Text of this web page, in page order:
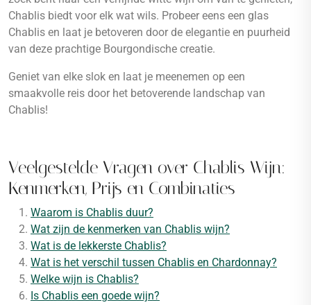
Chablis biedt voor elk wat wils. Probeer eens een glas
Chablis en laat je betoveren door de elegantie en puurheid
van deze prachtige Bourgondische creatie.
Geniet van elke slok en laat je meenemen op een
smaakvolle reis door het betoverende landschap van
Chablis!
Veelgestelde Vragen over Chablis Wijn:
Kenmerken, Prijs en Combinaties
Waarom is Chablis duur?
Wat zijn de kenmerken van Chablis wijn?
Wat is de lekkerste Chablis?
Wat is het verschil tussen Chablis en Chardonnay?
Welke wijn is Chablis?
Is Chablis een goede wijn?